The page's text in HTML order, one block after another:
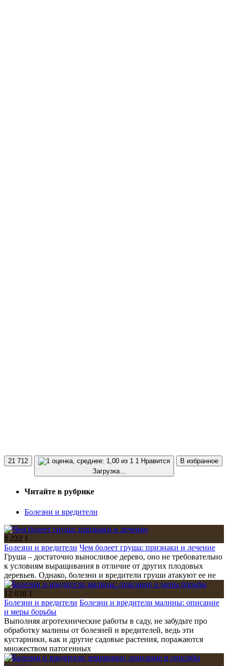
21 712
1 Нравится
Загрузка...
В избранное
Читайте в рубрике
Болезни и вредители
8 222 1
Болезни и вредители Чем болеет груша: признаки и лечение
Груша – достаточно выносливое дерево, оно не требовательно
к условиям выращивания в отличие от других плодовых
деревьев. Однако, болезни и вредители груши атакуют ее не
12 638 1
Болезни и вредители Болезни и вредители малины: описание
и меры борьбы
Выполняя агротехнические работы в саду, не забудьте про
обработку малины от болезней и вредителей, ведь эти
кустарники, как и другие садовые растения, поражаются
множеством патогенных